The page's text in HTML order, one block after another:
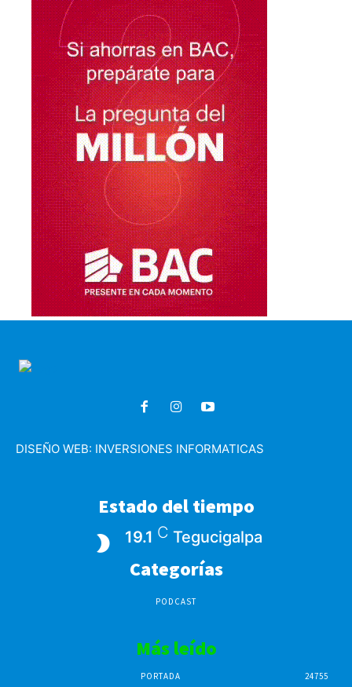
DISEÑO WEB: INVERSIONES INFORMATICAS
Estado del tiempo
19.1 C Tegucigalpa
Categorías
PODCAST
Más leído
PORTADA 24755